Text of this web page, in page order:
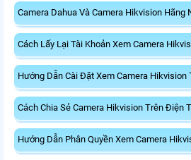
Camera Dahua Và Camera Hikvision Hãng
Cách Lấy Lại Tài Khoản Xem Camera
Hướng Dẫn Cài Đặt Xem Camera Hikvision
Cách Chia Sẻ Camera Hikvision Trên Điện
Hướng Dẫn Phân Quyền Xem Camera